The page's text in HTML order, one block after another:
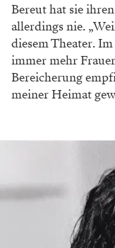
Bereut hat sie
allerdings nie.
diesem Theater.
immer mehr
Bereicherung
meiner Heimat